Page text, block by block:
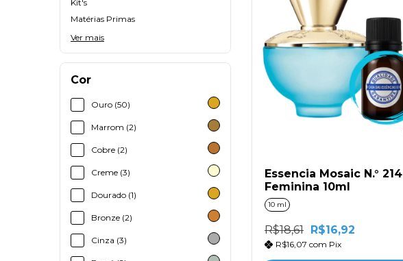
Kit's
Matérias Primas
Ver mais
Cor
Ouro (50)
Marrom (2)
Cobre (2)
Creme (3)
Dourado (1)
Bronze (2)
Cinza (3)
Essencia Mosaic N.° 214
Feminina 10ml
10 ml
R$18,61 R$16,92
R$16,07 com Pix